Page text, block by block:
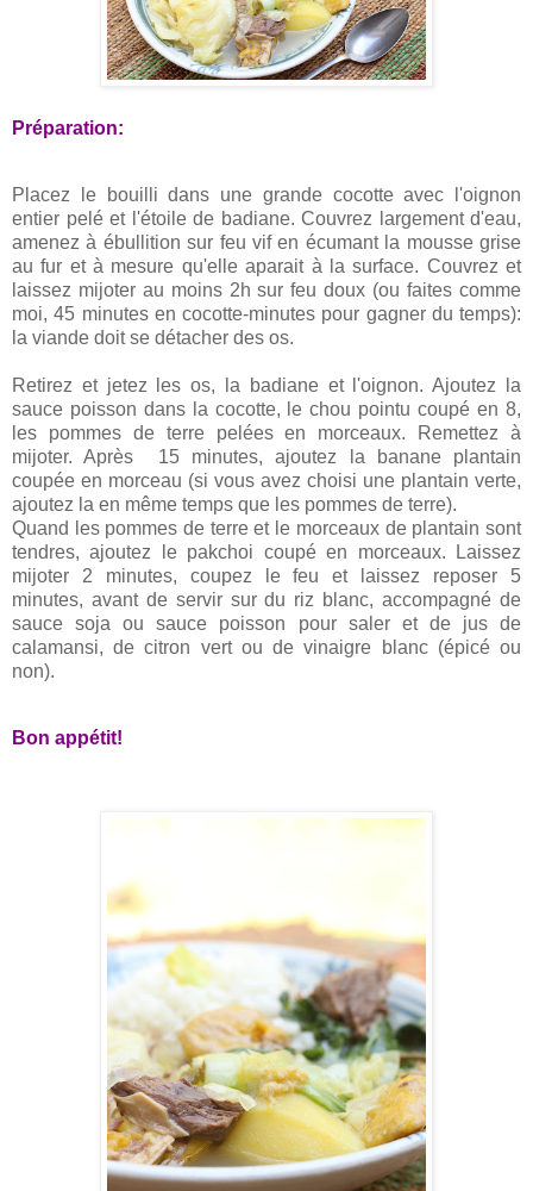
Préparation:
Placez le bouilli dans une grande cocotte avec l'oignon
entier pelé et l'étoile de badiane. Couvrez largement d'eau,
amenez à ébullition sur feu vif en écumant la mousse grise
au fur et à mesure qu'elle aparait à la surface. Couvrez et
laissez mijoter au moins 2h sur feu doux (ou faites comme
moi, 45 minutes en cocotte-minutes pour gagner du temps):
la viande doit se détacher des os.
Retirez et jetez les os, la badiane et l'oignon. Ajoutez la
sauce poisson dans la cocotte, le chou pointu coupé en 8,
les pommes de terre pelées en morceaux. Remettez à
mijoter. Après 15 minutes, ajoutez la banane plantain
coupée en morceau (si vous avez choisi une plantain verte,
ajoutez la en même temps que les pommes de terre).
Quand les pommes de terre et le morceaux de plantain sont
tendres, ajoutez le pakchoi coupé en morceaux. Laissez
mijoter 2 minutes, coupez le feu et laissez reposer 5
minutes, avant de servir sur du riz blanc, accompagné de
sauce soja ou sauce poisson pour saler et de jus de
calamansi, de citron vert ou de vinaigre blanc (épicé ou
non).
Bon appétit!